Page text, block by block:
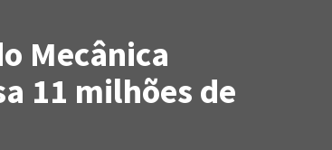
Mecânica
11 milhões de